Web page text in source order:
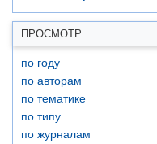
ПРОСМОТР
по году
по авторам
по тематике
по типу
по журналам